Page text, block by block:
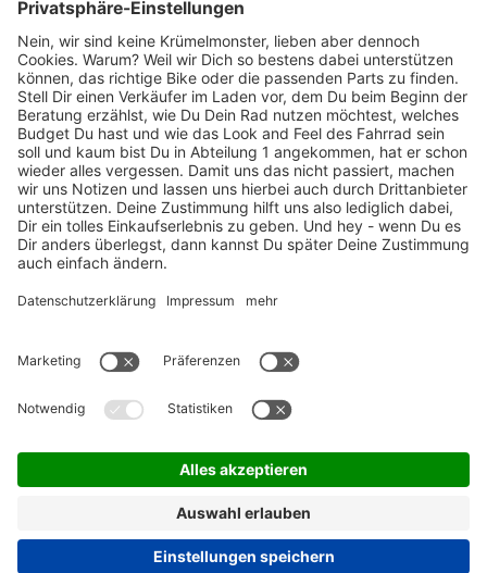
Marken-Highlights
TOP-Marken
ZAHLUNGSARTEN / RATENKAUF
FÜR ARBEITGEBER & ARBEITNEHMER